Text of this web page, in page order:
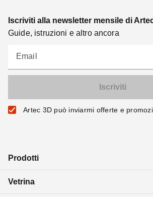
Iscriviti alla newsletter mensile di
Guide, istruzioni e altro ancora
Email
Artec 3D può inviarmi offerte e
Prodotti
Vetrina